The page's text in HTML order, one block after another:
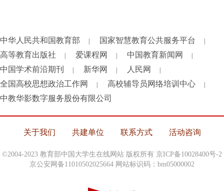
中华人民共和国教育部 国家智慧教育公共服务平台
高等教育出版社 爱课程网 中国教育新闻网
中国学术前沿期刊 新华网 人民网
全国高校思想政治工作网 高校辅导员网络培训中心
中教华影数字服务股份有限公司
关于我们 共建单位 联系方式 活动咨询
©2004-2023 教育部中国大学生在线网站 版权所有 京ICP备10028400号-2
京公安网备11010502025664 网站标识码：bm05000002